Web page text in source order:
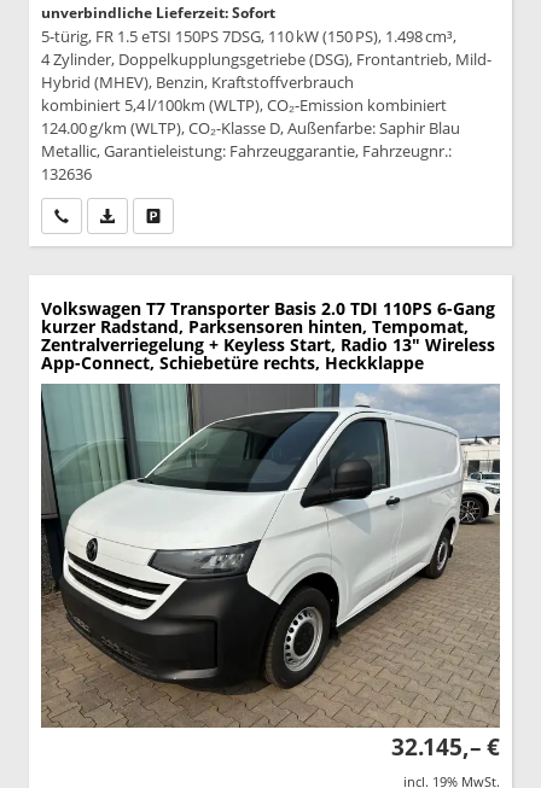
unverbindliche Lieferzeit: Sofort
5-türig, FR 1.5 eTSI 150PS 7DSG, 110 kW (150 PS), 1.498 cm³,
4 Zylinder, Doppelkupplungsgetriebe (DSG), Frontantrieb, Mild-
Hybrid (MHEV), Benzin, Kraftstoffverbrauch
kombiniert 5,4 l/100km (WLTP), CO₂-Emission kombiniert
124.00 g/km (WLTP), CO₂-Klasse D, Außenfarbe: Saphir Blau
Metallic, Garantieleistung: Fahrzeuggarantie, Fahrzeugnr.:
132636
Wir rufen Sie anPDF-Datei, Fahrzeugexposé drucken
Volkswagen T7 Transporter Basis 2.0 TDI 110PS 6-Gang
kurzer Radstand, Parksensoren hinten, Tempomat,
Zentralverriegelung + Keyless Start, Radio 13" Wireless
App-Connect, Schiebetüre rechts, Heckklappe
32.145,– €
incl. 19% MwSt.